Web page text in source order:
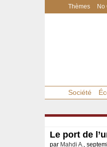
Thèmes No
Société
Le port de
par Mahdi A.,